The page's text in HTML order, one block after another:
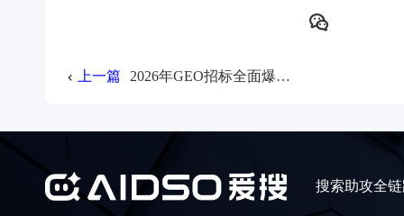
上一篇 2026年GEO招标全面爆发，12大行业抢滩AI决策新赛道 （含爱搜整理GEO投标信息报告）
搜索助攻全